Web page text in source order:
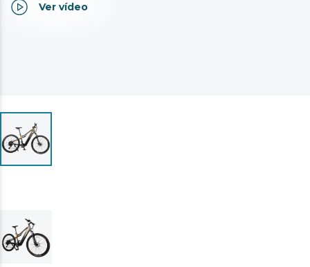
Ver vídeo